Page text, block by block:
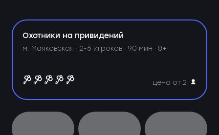
Охотники на привидений
м. Маяковская ·2-5 игроков · 90 мин · 8+
цена от 2